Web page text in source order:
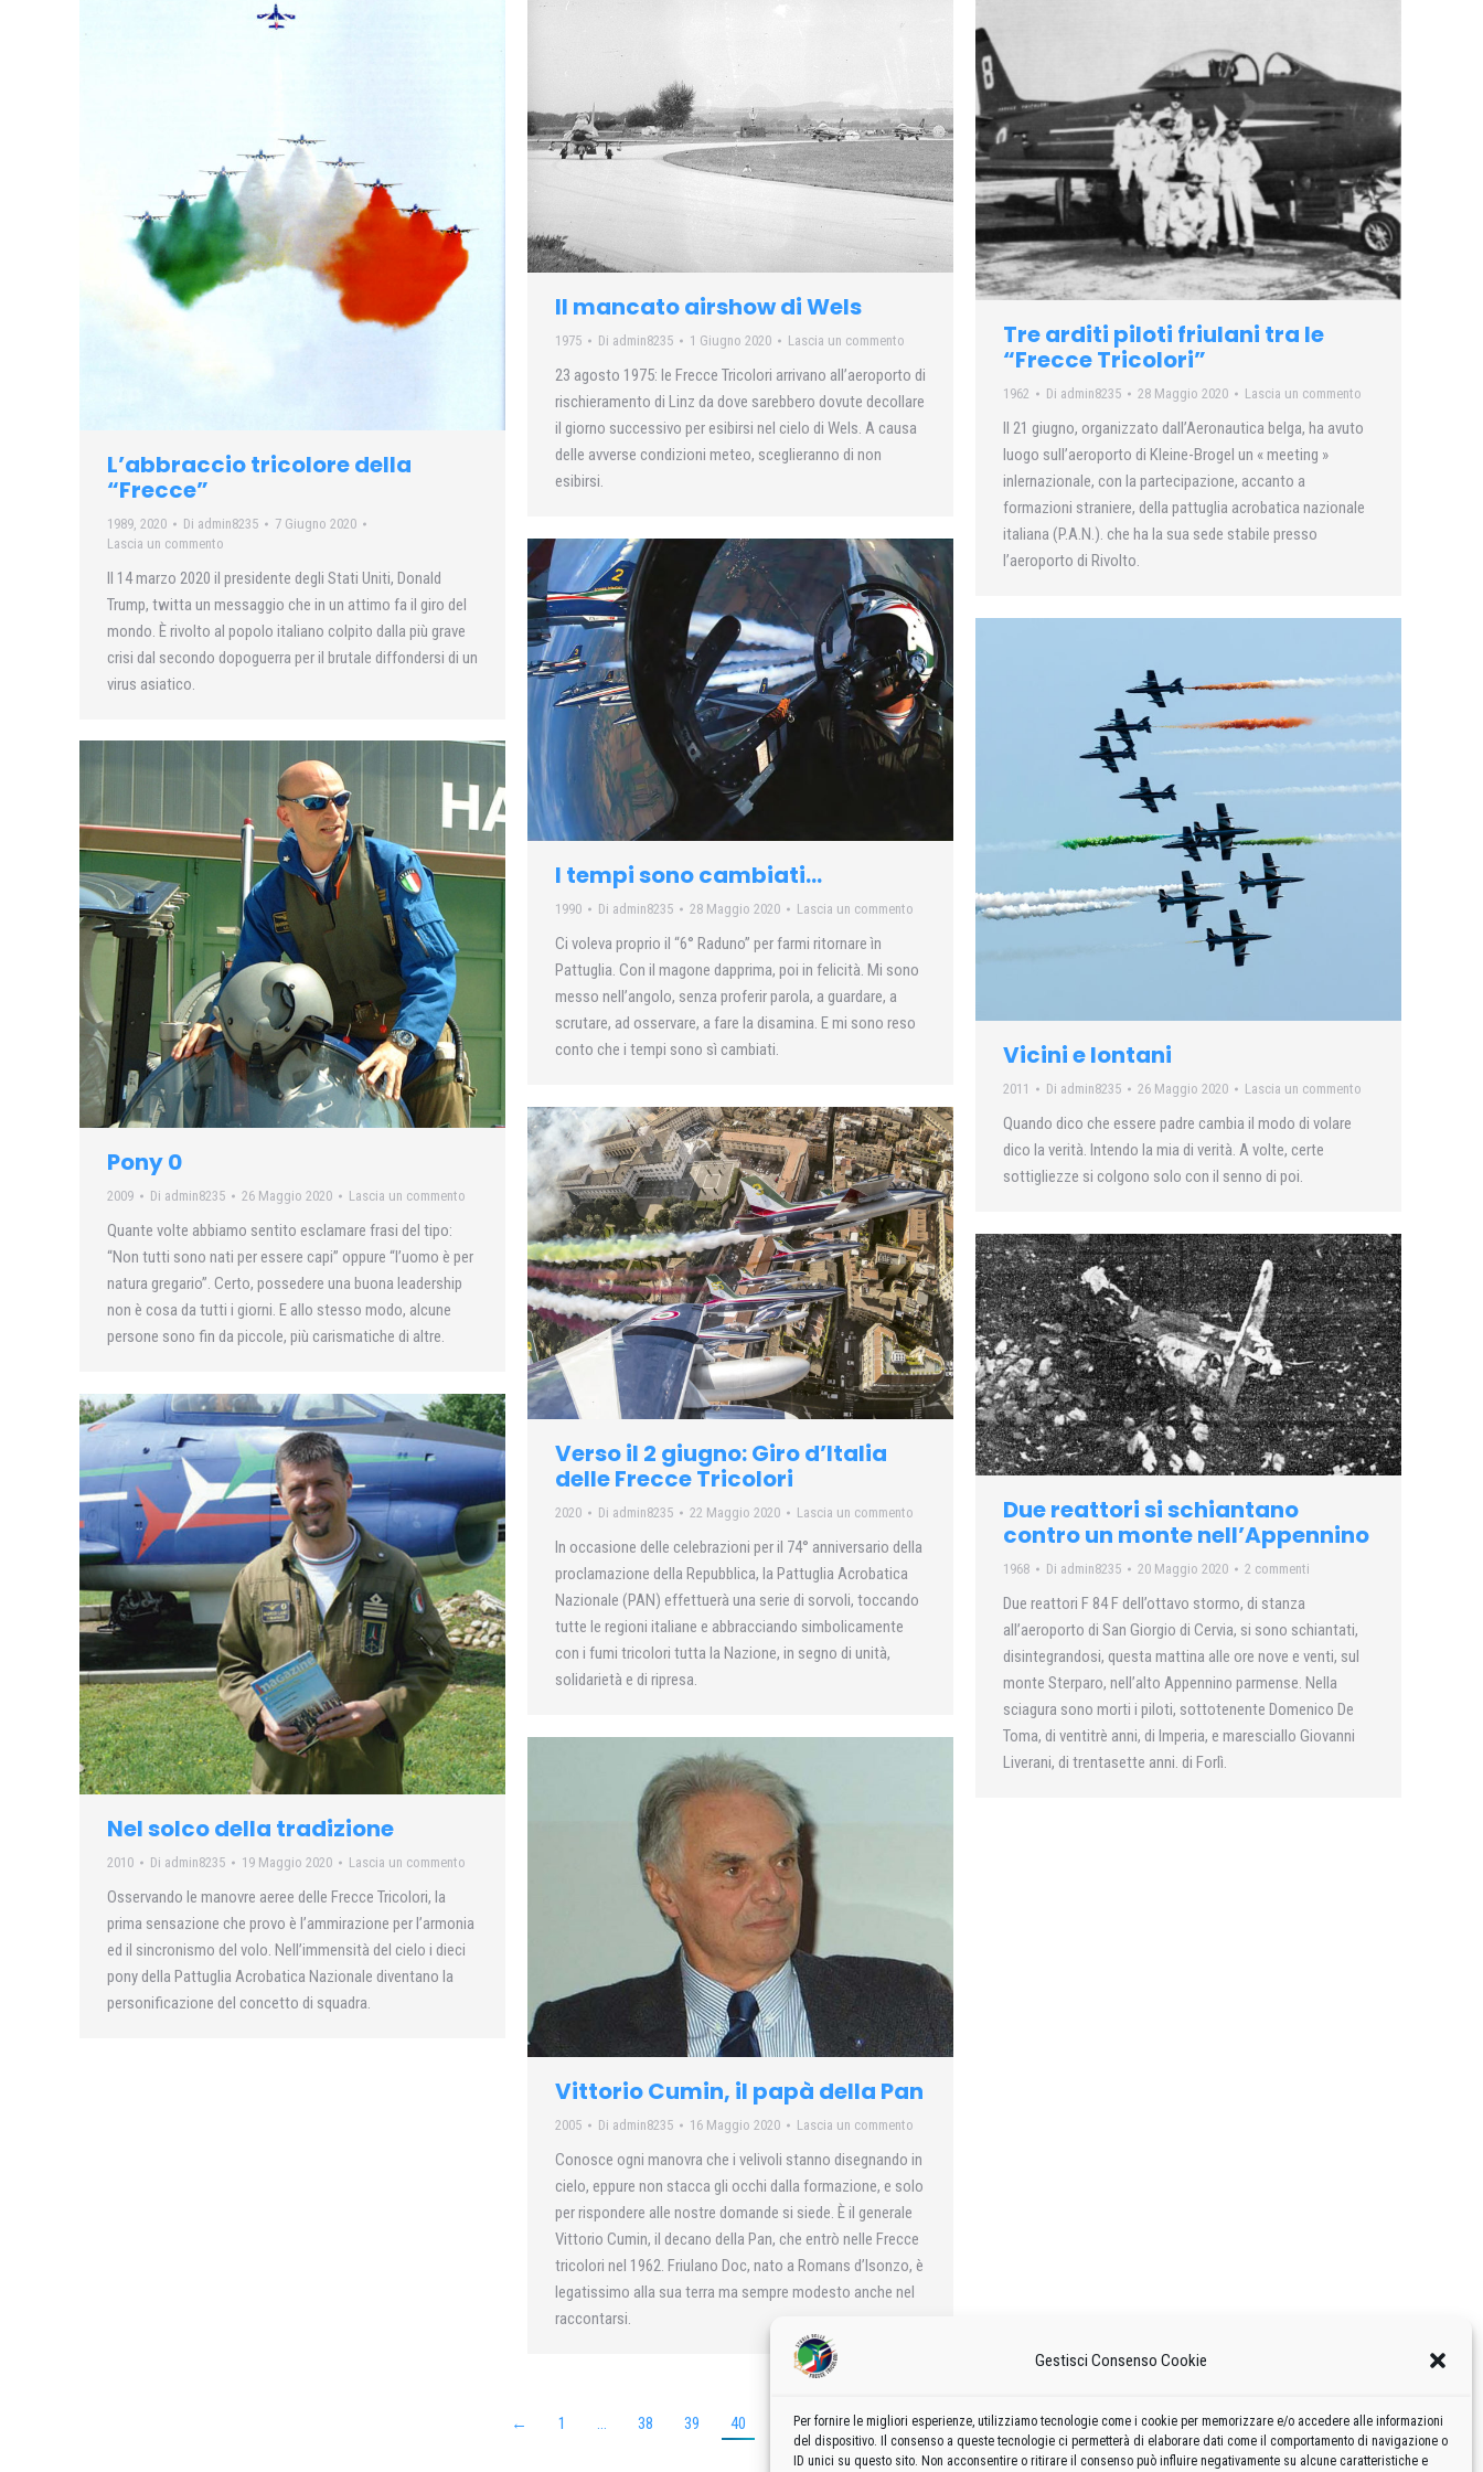
Gestisci Consenso Cookie
Per fornire le migliori esperienze, utilizziamo tecnologie come i cookie per memorizzare e/o accedere alle informazioni
del dispositivo. Il consenso a queste tecnologie ci permetterà di elaborare dati come il comportamento di navigazione o
ID unici su questo sito. Non acconsentire o ritirare il consenso può influire negativamente su alcune caratteristiche e
L’abbraccio tricolore della
“Frecce”
1989 2020 Di admin8235
7 Giugno 2020
Lascia un commento
Il 14 marzo 2020 il presidente degli Stati Uniti, Donald
Trump, twitta un messaggio che in un attimo fa il giro del
mondo. È rivolto al popolo italiano colpito dalla più grave
crisi dal secondo dopoguerra per il brutale diffondersi di un
virus asiatico.
Il mancato airshow di Wels
1975 Di admin8235 1 Giugno 2020 Lascia un commento
23 agosto 1975: le Frecce Tricolori arrivano all’aeroporto di
rischieramento di Linz da dove sarebbero dovute decollare
il giorno successivo per esibirsi nel cielo di Wels. A causa
delle avverse condizioni meteo, sceglieranno di non
esibirsi.
Tre arditi piloti friulani tra le
“Frecce Tricolori”
1962 Di admin8235 28 Maggio 2020 Lascia un commento
Il 21 giugno, organizzato dall’Aeronautica belga, ha avuto
luogo sull’aeroporto di Kleine-Brogel un « meeting »
inlernazionale, con la partecipazione, accanto a
formazioni straniere, della pattuglia acrobatica nazionale
italiana (P.A.N.). che ha la sua sede stabile presso
l’aeroporto di Rivolto.
I tempi sono cambiati…
1990 Di admin8235 28 Maggio 2020 Lascia un commento
Ci voleva proprio il “6° Raduno” per farmi ritornare ìn
Pattuglia. Con il magone dapprima, poi in felicità. Mi sono
messo nell’angolo, senza proferir parola, a guardare, a
scrutare, ad osservare, a fare la disamina. E mi sono reso
conto che i tempi sono sì cambiati.
Vicini e lontani
2011 Di admin8235 26 Maggio 2020 Lascia un commento
Quando dico che essere padre cambia il modo di volare
dico la verità. Intendo la mia di verità. A volte, certe
sottigliezze si colgono solo con il senno di poi.
Pony 0
2009 Di admin8235 26 Maggio 2020 Lascia un commento
Quante volte abbiamo sentito esclamare frasi del tipo:
“Non tutti sono nati per essere capi” oppure “l’uomo è per
natura gregario”. Certo, possedere una buona leadership
non è cosa da tutti i giorni. E allo stesso modo, alcune
persone sono fin da piccole, più carismatiche di altre.
Verso il 2 giugno: Giro d’Italia
delle Frecce Tricolori
2020 Di admin8235 22 Maggio 2020 Lascia un commento
In occasione delle celebrazioni per il 74° anniversario della
proclamazione della Repubblica, la Pattuglia Acrobatica
Nazionale (PAN) effettuerà una serie di sorvoli, toccando
tutte le regioni italiane e abbracciando simbolicamente
con i fumi tricolori tutta la Nazione, in segno di unità,
solidarietà e di ripresa.
Due reattori si schiantano
contro un monte nell’Appennino
1968 Di admin8235 20 Maggio 2020 2 commenti
Due reattori F 84 F dell’ottavo stormo, di stanza
all’aeroporto di San Giorgio di Cervia, si sono schiantati,
disintegrandosi, questa mattina alle ore nove e venti, sul
monte Sterparo, nell’alto Appennino parmense. Nella
sciagura sono morti i piloti, sottotenente Domenico De
Toma, di ventitrè anni, di Imperia, e maresciallo Giovanni
Liverani, di trentasette anni. di Forlì.
Nel solco della tradizione
2010 Di admin8235 19 Maggio 2020 Lascia un commento
Osservando le manovre aeree delle Frecce Tricolori, la
prima sensazione che provo è l’ammirazione per l’armonia
ed il sincronismo del volo. Nell’immensità del cielo i dieci
pony della Pattuglia Acrobatica Nazionale diventano la
personificazione del concetto di squadra.
Vittorio Cumin, il papà della Pan
2005 Di admin8235 16 Maggio 2020 Lascia un commento
Conosce ogni manovra che i velivoli stanno disegnando in
cielo, eppure non stacca gli occhi dalla formazione, e solo
per rispondere alle nostre domande si siede. È il generale
Vittorio Cumin, il decano della Pan, che entrò nelle Frecce
tricolori nel 1962. Friulano Doc, nato a Romans d’Isonzo, è
legatissimo alla sua terra ma sempre modesto anche nel
raccontarsi.
← 1 … 38 39 40 42 … 60 →